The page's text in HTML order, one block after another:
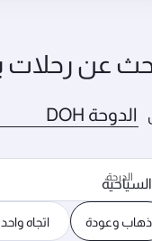
عن رحلات
ذهاب وعودة اتجاه واحد
الدرجة
السياحية